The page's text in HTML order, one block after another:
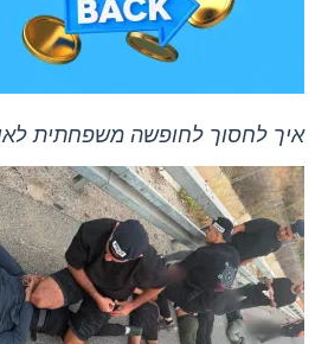
איך לחסוך לחופשה משפחתית